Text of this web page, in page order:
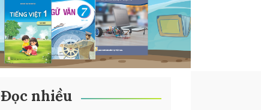
Đọc nhiều